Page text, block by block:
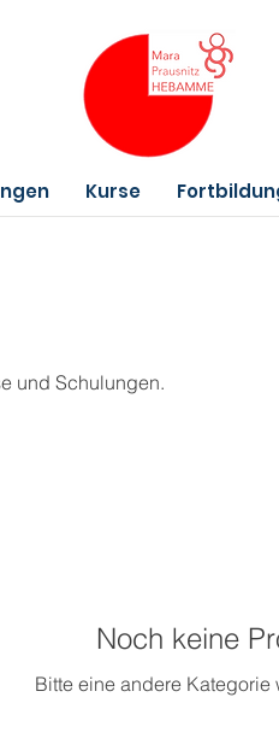
Kurse
und Schulungen.
Noch keine
Bitte eine andere Kategorie